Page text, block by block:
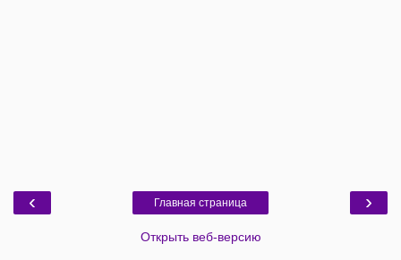
‹ ›
Главная страница
Открыть веб-версию